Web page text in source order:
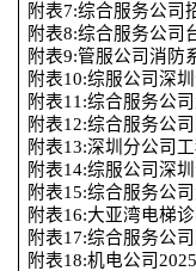
附表7:综合服务公司
附表8:综合服务公司
附表9:管服公司消防
附表10:综服公司深
附表11:综合服务公
附表12:综合服务公
附表13:深圳分公司
附表14:综服公司深
附表15:综合服务公
附表16:大亚湾电梯
附表17:综合服务公
附表18:机电公司